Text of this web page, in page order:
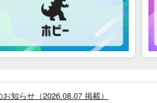
知らせ（2026.08.07 掲載）